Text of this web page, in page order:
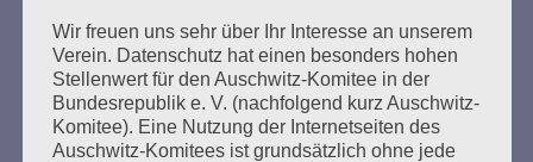
mehr ...
Wir freuen uns sehr über Ihr Interesse an unserem
Verein. Datenschutz hat einen besonders hohen
Stellenwert für den Auschwitz-Komitee in der
Bundesrepublik e. V. (nachfolgend kurz Auschwitz-
Komitee). Eine Nutzung der Internetseiten des
Auschwitz-Komitees ist grundsätzlich ohne jede